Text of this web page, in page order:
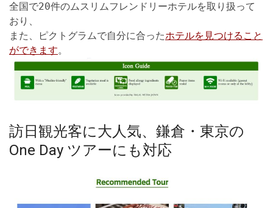
全国で20件のムスリムフレンドリーホテルを取り扱って
おり、
また、ピクトグラムで自分に合ったホテルを見つけること
ができます。
訪日観光客に大人気、鎌倉・東京の
One Day ツアーにも対応